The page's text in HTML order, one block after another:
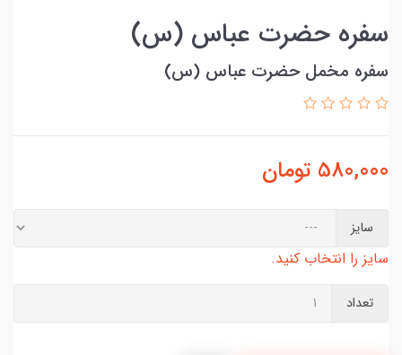
سفره حضرت عباس (س)
سفره مخمل حضرت عباس (س)
580,000 تومان
سایز
سایز را انتخاب کنید.
تعداد